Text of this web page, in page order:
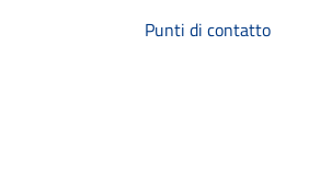
Punti di contatto